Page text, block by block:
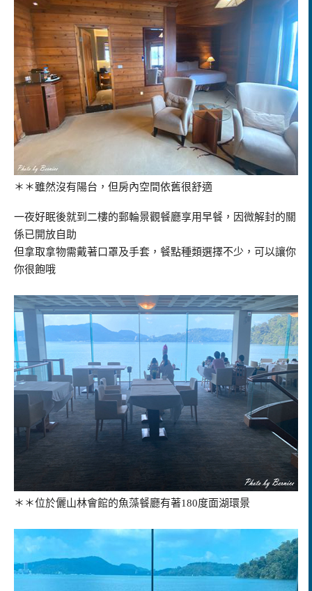
＊＊雖然沒有陽台，但房內空間依舊很舒適
一夜好眠後就到二樓的郵輪景觀餐廳享用早餐，因微解封的關
係已開放自助
但拿取拿物需戴著口罩及手套，餐點種類選擇不少，可以讓你
你很飽哦
＊＊位於儷山林會館的魚藻餐廳有著180度面湖環景